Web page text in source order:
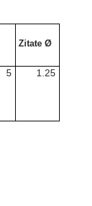
Zitate Ø
5 1.25